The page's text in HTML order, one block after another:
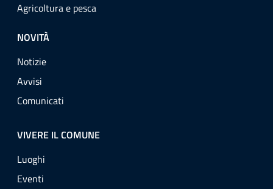
Agricoltura e pesca
NOVITÀ
Notizie
Avvisi
Comunicati
VIVERE IL COMUNE
Luoghi
Eventi